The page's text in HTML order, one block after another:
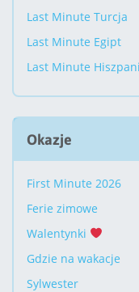
Last Minute Turcja
Last Minute Egipt
Last Minute
Okazje
First Minute 2026
Ferie zimowe
Walentynki
Gdzie na wakacje
Sylwester